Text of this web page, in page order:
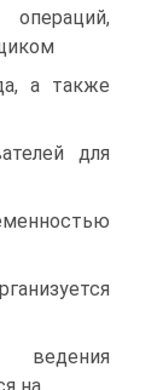
а также
для
ведения